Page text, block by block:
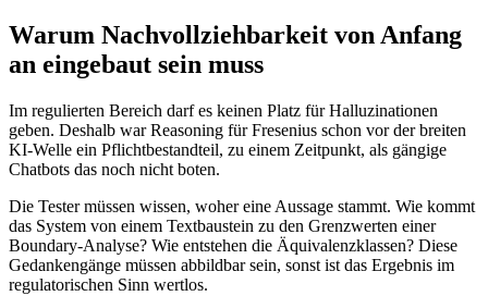
Warum Nachvollziehbarkeit von Anfang
an eingebaut sein muss
Im regulierten Bereich darf es keinen Platz für Halluzinationen
geben. Deshalb war Reasoning für Fresenius schon vor der breiten
KI-Welle ein Pflichtbestandteil, zu einem Zeitpunkt, als gängige
Chatbots das noch nicht boten.
Die Tester müssen wissen, woher eine Aussage stammt. Wie kommt
das System von einem Textbaustein zu den Grenzwerten einer
Boundary-Analyse? Wie entstehen die Äquivalenzklassen? Diese
Gedankengänge müssen abbildbar sein, sonst ist das Ergebnis im
regulatorischen Sinn wertlos.